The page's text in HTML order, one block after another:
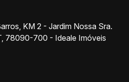
KM 2 - Jardim Nossa Sra.
78090-700 - Ideale Imóveis